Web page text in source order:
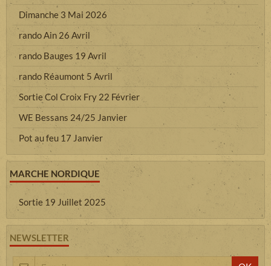
Dimanche 3 Mai 2026
rando Ain 26 Avril
rando Bauges 19 Avril
rando Réaumont 5 Avril
Sortie Col Croix Fry 22 Février
WE Bessans 24/25 Janvier
Pot au feu 17 Janvier
MARCHE NORDIQUE
Sortie 19 Juillet 2025
NEWSLETTER